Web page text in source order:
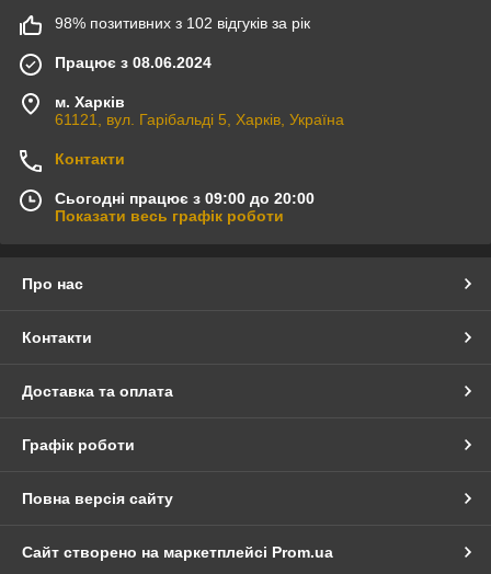
98% позитивних з 102 відгуків за рік
Працює з 08.06.2024
м. Харків
61121, вул. Гарібальді 5, Харків, Україна
Контакти
Сьогодні працює з 09:00 до 20:00
Показати весь графік роботи
Про нас
Контакти
Доставка та оплата
Графік роботи
Повна версія сайту
Сайт створено на маркетплейсі Prom.ua